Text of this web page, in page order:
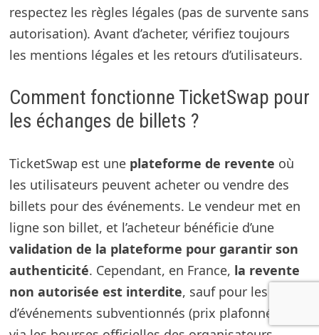
respectez les règles légales (pas de survente sans
autorisation). Avant d’acheter, vérifiez toujours
les mentions légales et les retours d’utilisateurs.
Comment fonctionne TicketSwap pour
les échanges de billets ?
TicketSwap est une plateforme de revente où
les utilisateurs peuvent acheter ou vendre des
billets pour des événements. Le vendeur met en
ligne son billet, et l’acheteur bénéficie d’une
validation de la plateforme pour garantir son
authenticité. Cependant, en France, la revente
non autorisée est interdite, sauf pour les billets
d’événements subventionnés (prix plafonnés) ou